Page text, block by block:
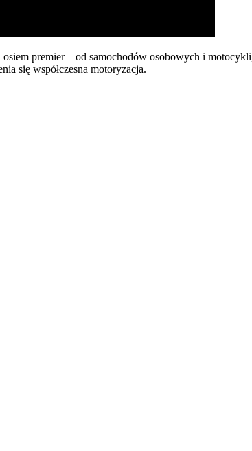
premier – od samochodów osobowych i
się współczesna motoryzacja.